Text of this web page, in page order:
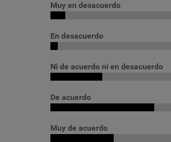
Muy en desacuerdo
En desacuerdo
Ni de acuerdo ni en desacuerdo
De acuerdo
Muy de acuerdo